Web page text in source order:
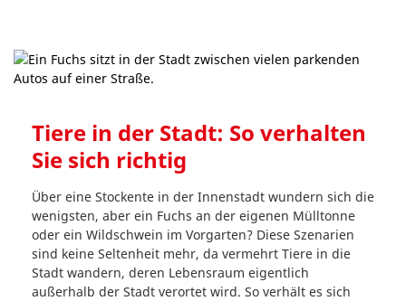
Tiere in der Stadt: So verhalten
Sie sich richtig
Über eine Stockente in der Innenstadt wundern sich die
wenigsten, aber ein Fuchs an der eigenen Mülltonne
oder ein Wildschwein im Vorgarten? Diese Szenarien
sind keine Seltenheit mehr, da vermehrt Tiere in die
Stadt wandern, deren Lebensraum eigentlich
außerhalb der Stadt verortet wird. So verhält es sich